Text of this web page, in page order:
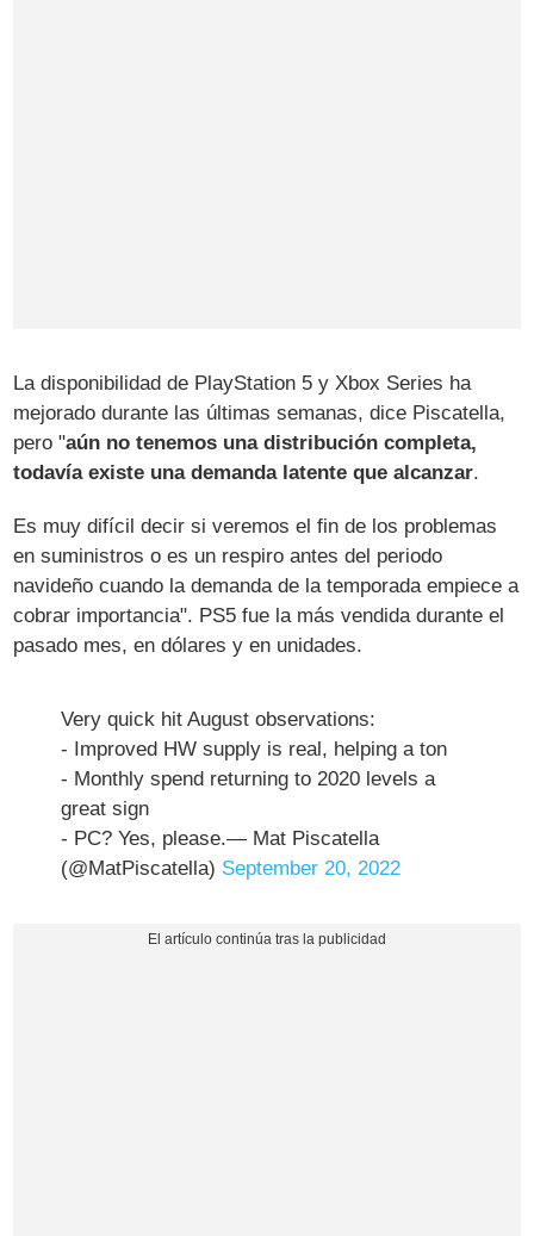
La disponibilidad de PlayStation 5 y Xbox Series ha
mejorado durante las últimas semanas, dice Piscatella,
pero "aún no tenemos una distribución completa,
todavía existe una demanda latente que alcanzar.
Es muy difícil decir si veremos el fin de los problemas
en suministros o es un respiro antes del periodo
navideño cuando la demanda de la temporada empiece a
cobrar importancia". PS5 fue la más vendida durante el
pasado mes, en dólares y en unidades.
Very quick hit August observations:
- Improved HW supply is real, helping a ton
- Monthly spend returning to 2020 levels a
great sign
- PC? Yes, please.— Mat Piscatella
(@MatPiscatella) September 20, 2022